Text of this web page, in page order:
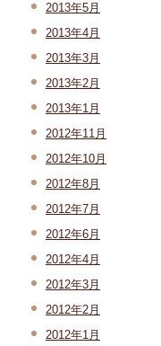
2013年5月
2013年4月
2013年3月
2013年2月
2013年1月
2012年11月
2012年10月
2012年8月
2012年7月
2012年6月
2012年4月
2012年3月
2012年2月
2012年1月